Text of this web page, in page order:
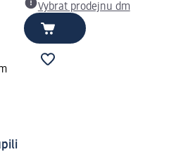
Vybrat prodejnu dm